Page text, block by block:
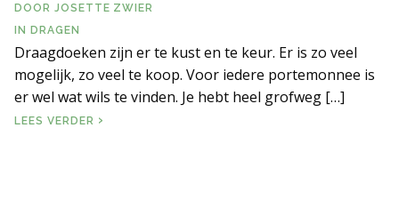
DOOR JOSETTE ZWIER
IN DRAGEN
Draagdoeken zijn er te kust en te keur. Er is zo veel
mogelijk, zo veel te koop. Voor iedere portemonnee is
er wel wat wils te vinden. Je hebt heel grofweg […]
LEES VERDER SOORTEN DRAAGDOEKEN